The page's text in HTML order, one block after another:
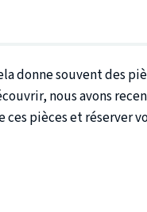
donne souvent des
nous avons
pièces et